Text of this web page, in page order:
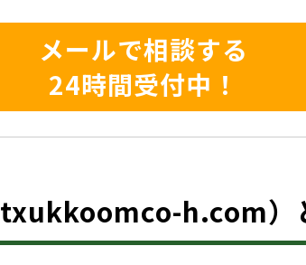
メールで相談する
24時間受付中！
h.com）